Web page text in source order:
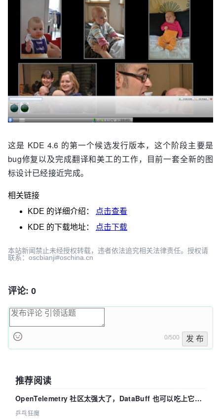
这是 KDE 4.6 的第一个候选发行版本，这个阶段主要是
bug修复以及完成翻译和美工的工作，目前一套全新的图
标设计已经接近完成。
相关链接
KDE 的详细介绍：
点击查看
KDE 的下载地址： 点击下载
本站新闻禁止未经授权转载，违者依法追究相关法律责任。授权请
联系：oscbianji#oschina.cn
评论: 0
0/500 发 布
推荐阅读
OpenTelemetry 社区太强大了，DataBuff 也可以吃上它的
eBPF 链路了
乒乓狂魔